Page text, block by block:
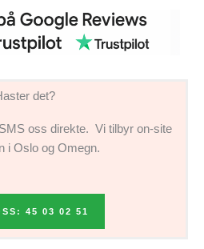
det?
oss direkte. Vi tilbyr on-site
i Oslo og Omegn.
45 03 02 51